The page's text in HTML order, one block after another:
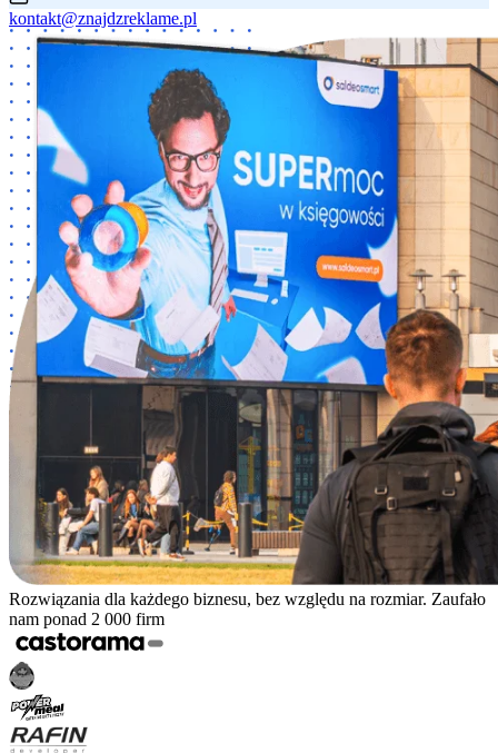
kontakt@znajdzreklame.pl
Rozwiązania dla każdego biznesu, bez względu na rozmiar. Zaufało
nam ponad 2 000 firm